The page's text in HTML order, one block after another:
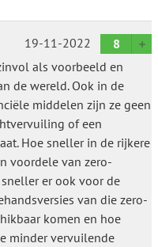
19-11-2022
8
als voorbeeld en
de wereld. Ook in de
middelen zijn ze geen
of een
Hoe sneller in de rijkere
voordele van zero-
er ook voor de
van die zero-
komen en hoe
minder vervuilende